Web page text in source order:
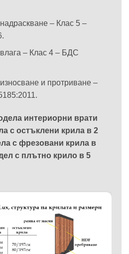
– Клас 5 –
– Клас 4 – БДС
и протриване –
интериорни врати
с остъклени крила в 2
с фрезовани крила в
с плътно крило в 5